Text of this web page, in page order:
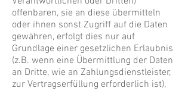
offenbaren, sie an diese übermitteln
oder ihnen sonst Zugriff auf die Daten
gewähren, erfolgt dies nur auf
Grundlage einer gesetzlichen Erlaubnis
(z.B. wenn eine Übermittlung der Daten
an Dritte, wie an Zahlungsdienstleister,
zur Vertragserfüllung erforderlich ist),